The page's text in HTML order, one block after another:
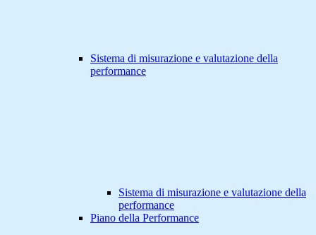
Sistema di misurazione e valutazione della
performance
Sistema di misurazione e valutazione della
performance
Piano della Performance